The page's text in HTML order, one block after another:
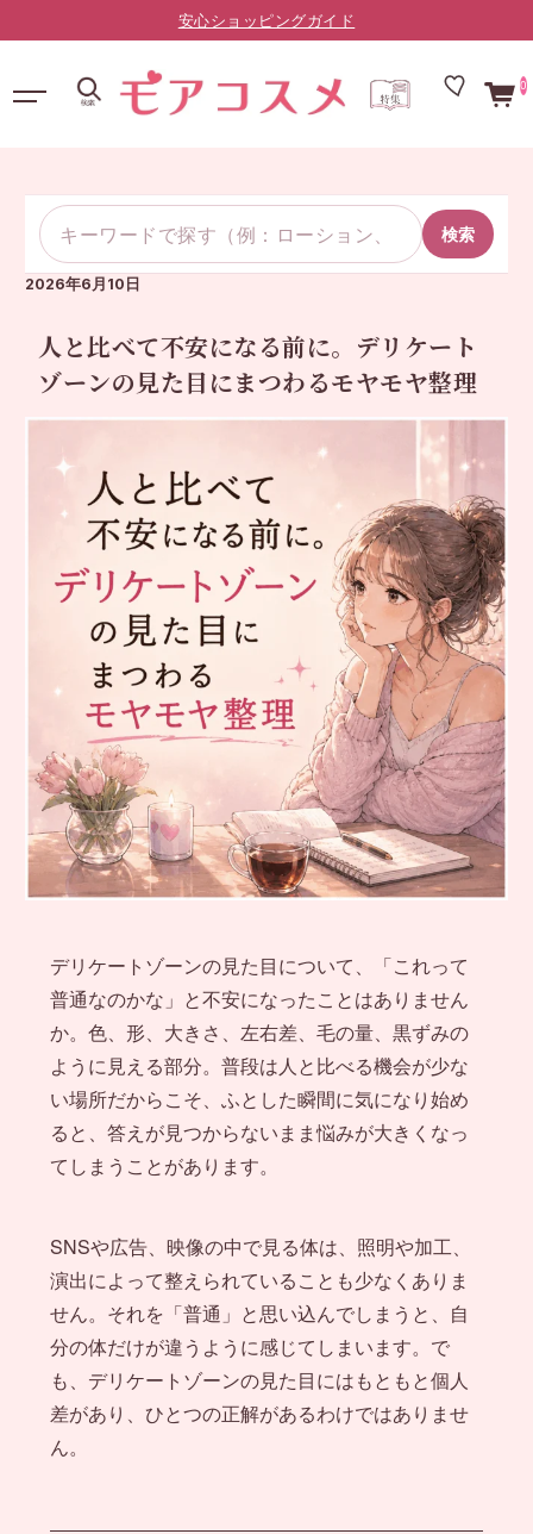
0
検索
2026年6月10日
人と比べて不安になる前に。デリケート
ゾーンの見た目にまつわるモヤモヤ整理
デリケートゾーンの見た目について、「これって
普通なのかな」と不安になったことはありません
か。色、形、大きさ、左右差、毛の量、黒ずみの
ように見える部分。普段は人と比べる機会が少な
い場所だからこそ、ふとした瞬間に気になり始め
ると、答えが見つからないまま悩みが大きくなっ
てしまうことがあります。
SNSや広告、映像の中で見る体は、照明や加工、
演出によって整えられていることも少なくありま
せん。それを「普通」と思い込んでしまうと、自
分の体だけが違うように感じてしまいます。で
も、デリケートゾーンの見た目にはもともと個人
差があり、ひとつの正解があるわけではありませ
ん。
LINE友だち限定：¥10,000以上で送料無料（登録はこちら）